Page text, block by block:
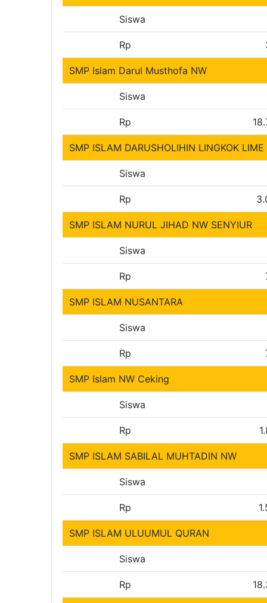
Siswa
Rp
SMP Islam Darul Musthofa NW
Siswa
Rp
SMP ISLAM DARUSHOLIHIN LINGKOK LIME
Siswa
Rp
SMP ISLAM NURUL JIHAD NW SENYIUR
Siswa
Rp
SMP ISLAM NUSANTARA
Siswa
Rp
SMP Islam NW Ceking
Siswa
Rp
SMP ISLAM SABILAL MUHTADIN NW
Siswa
Rp
SMP ISLAM ULUUMUL QURAN
Siswa
Rp